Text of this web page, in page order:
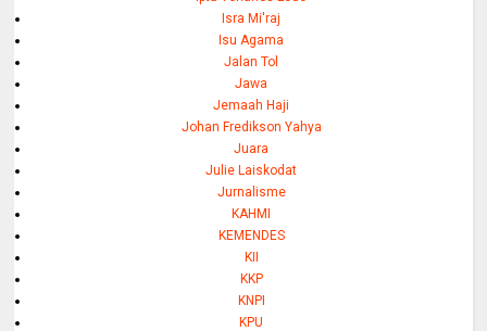
Isra Mi'raj
Isu Agama
Jalan Tol
Jawa
Jemaah Haji
Johan Fredikson Yahya
Juara
Julie Laiskodat
Jurnalisme
KAHMI
KEMENDES
KII
KKP
KNPI
KPU